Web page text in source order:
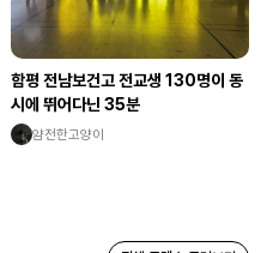
함평 전남보건고 전교생 130명이 동
시에 뛰어다닌 35분
얌전한고양이